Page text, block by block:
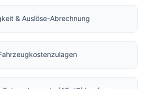
& Auslöse-Abrechnung